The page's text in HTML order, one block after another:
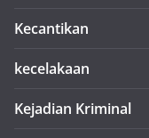
Kecantikan
kecelakaan
Kejadian Kriminal